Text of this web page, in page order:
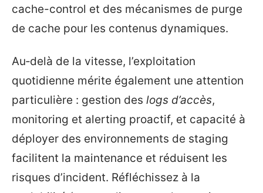
cache-control et des mécanismes de purge
de cache pour les contenus dynamiques.
Au‑delà de la vitesse, l’exploitation
quotidienne mérite également une attention
particulière : gestion des logs d’accès,
monitoring et alerting proactif, et capacité à
déployer des environnements de staging
facilitent la maintenance et réduisent les
risques d’incident. Réfléchissez à la